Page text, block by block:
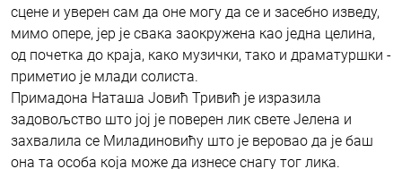
сцене и уверен сам да оне могу да се и засебно изведу,
мимо опере, јер је свака заокружена као једна целина,
од почетка до краја, како музички, тако и драматуршки -
приметио је млади солиста.
Примадона Наташа Јовић Тривић је изразила
задовољство што јој је поверен лик свете Јелена и
захвалила се Миладиновићу што је веровао да је баш
она та особа која може да изнесе снагу тог лика.